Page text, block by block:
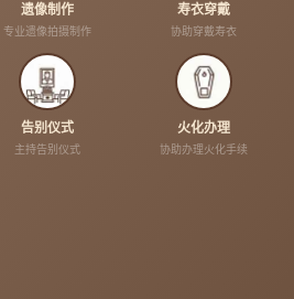
遗像制作
专业遗像拍摄制作
寿衣穿戴
协助穿戴寿衣
告别仪式
主持告别仪式
火化办理
协助办理火化手续